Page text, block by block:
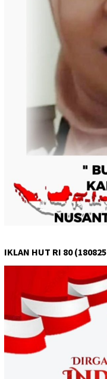
IKLAN HUT RI 80 (180825